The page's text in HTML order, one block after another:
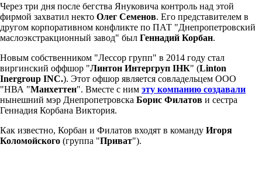
Через три дня после бегства Януковича контроль над этой
фирмой захватил некто Олег Семенов. Его представителем в
другом корпоративном конфликте по ПАТ "Днепропетровский
маслоэкстракционный завод" был Геннадий Корбан.
Новым собственником "Лессор групп" в 2014 году стал
виргинский оффшор "Линтон Интергруп ІНК" (Linton
Inergroup INC.). Этот офшор является совладельцем ООО
"НВА "Манхеттен". Вместе с ним эту компанию создавали
нынешний мэр Днепропетровска Борис Филатов и сестра
Геннадия Корбана Виктория.
Как известно, Корбан и Филатов входят в команду Игоря
Коломойского (группа "Приват").